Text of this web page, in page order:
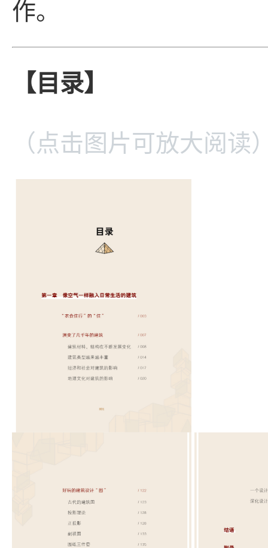
作。
【目录】
（点击图片可放大阅读